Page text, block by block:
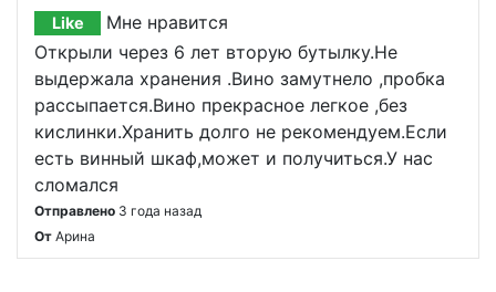
Like
Мне нравится
Открыли через 6 лет вторую бутылку.Не
выдержала хранения .Вино замутнело ,пробка
рассыпается.Вино прекрасное легкое ,без
кислинки.Хранить долго не рекомендуем.Если
есть винный шкаф,может и получиться.У нас
сломался
Отправлено 3 года назад
От Арина